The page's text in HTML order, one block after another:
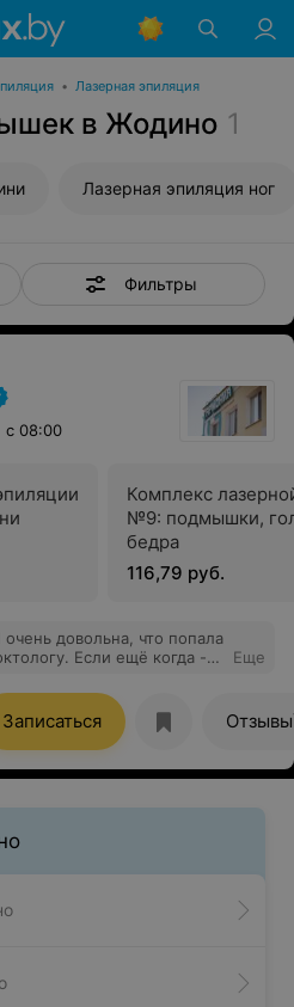
• Лазерная эпиляция
в Жодино 1
Лазерная эпиляция ног
Фильтры
с 08:00
Комплекс
№9: подмышки,
бедра
116,79 руб.
довольна, что попала
Если ещё когда -
лечение.
Еще
Записаться Отзывы